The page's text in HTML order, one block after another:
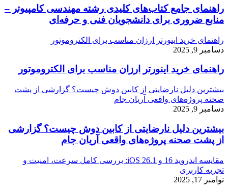
راهنمای جامع کتاب‌های کلیدی رشته مهندسی کامپیوتر –
منابع ضروری برای دانشجویان فنی و حرفه‌ای
راهنمای خرید اینورتر ارزان مناسب برای الکتروموتور
دسامبر 9, 2025
راهنمای خرید اینورتر ارزان مناسب برای الکتروموتور
بیشترین دلیل نارضایتی از کابین دوش چیست؟ گزارشی از پشت
صحنه پروژه‌های واقعی آریان جام
دسامبر 9, 2025
بیشترین دلیل نارضایتی از کابین دوش چیست؟ گزارشی
از پشت صحنه پروژه‌های واقعی آریان جام
مقایسه اندروید 16 و iOS 26.1: بررسی کامل سرعت، امنیت و
تجربه کاربری
نوامبر 17, 2025